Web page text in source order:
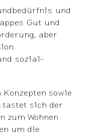
und
Gut und
aber
sozial-
sowie
tastet sich der
zum Wohnen
um die